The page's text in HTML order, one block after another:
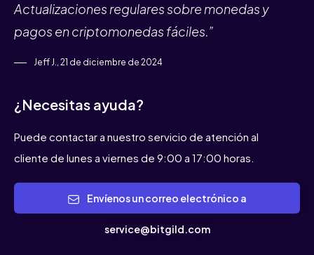
Actualizaciones regulares sobre monedas y
pagos en criptomonedas fáciles.”
Jeff J., 21 de diciembre de 2024
¿Necesitas ayuda?
Puede contactar a nuestro servicio de atención al
cliente de lunes a viernes de 9:00 a 17:00 horas.
service@bitgild.com